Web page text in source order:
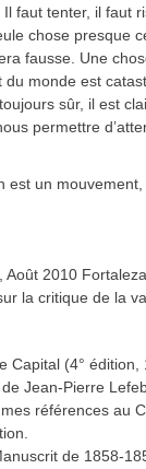
faut tenter, il faut
chose presque
fausse. Une
du monde est
sûr, il est
permettre
est un
Août 2010
la critique de la
Capital (4° édition,
Jean-Pierre
références au
de 1858-